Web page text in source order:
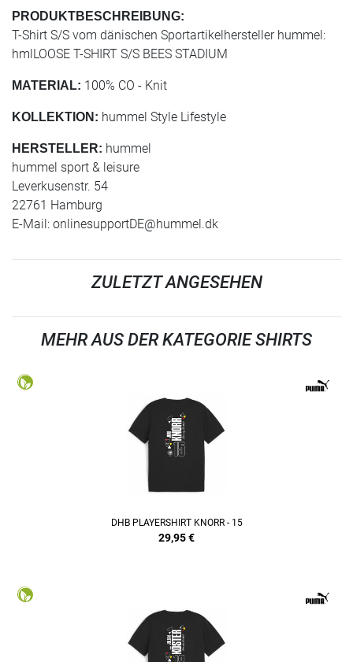
PRODUKTBESCHREIBUNG:
T-Shirt S/S vom dänischen Sportartikelhersteller hummel:
hmlLOOSE T-SHIRT S/S BEES STADIUM
MATERIAL: 100% CO - Knit
KOLLEKTION: hummel Style Lifestyle
HERSTELLER: hummel
hummel sport & leisure
Leverkusenstr. 54
22761 Hamburg
E-Mail: onlinesupportDE@hummel.dk
ZULETZT ANGESEHEN
MEHR AUS DER KATEGORIE SHIRTS
DHB PLAYERSHIRT KNORR - 15
29,95€